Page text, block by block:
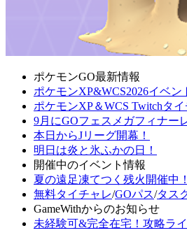
ポケモンGO最新情報
ポケモンXP&WCS2026イベン
ポケモンXP＆WCS Twitchタイ
9月にGOフェスメガフィナー
本日からJリーグ開幕！
明日は炎と氷ふかの日！
開催中のイベント情報
夏の遠足凍てつく残火開催中！
無料タイチャレ/GOパス/タス
GameWithからのお知らせ
未経験可&完全在宅！攻略ラ